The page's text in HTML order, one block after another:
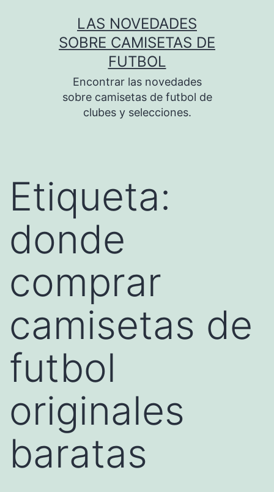
LAS NOVEDADES
SOBRE CAMISETAS DE
FUTBOL
Encontrar las novedades
sobre camisetas de futbol de
clubes y selecciones.
Etiqueta:
donde
comprar
camisetas de
futbol
originales
baratas